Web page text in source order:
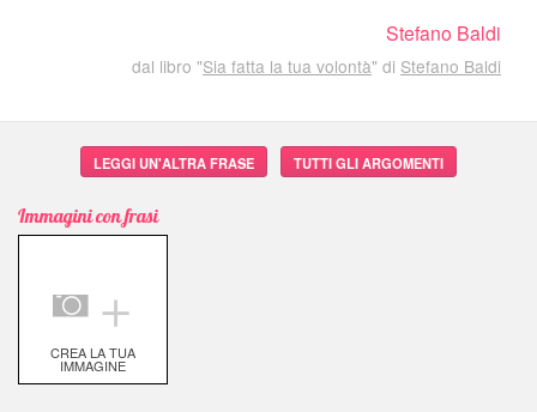
Stefano Baldi
dal libro "Sia fatta la tua volontà" di Stefano Baldi
LEGGI UN'ALTRA FRASE TUTTI GLI ARGOMENTI
Immagini con frasi
＋
CREA LA TUA
IMMAGINE